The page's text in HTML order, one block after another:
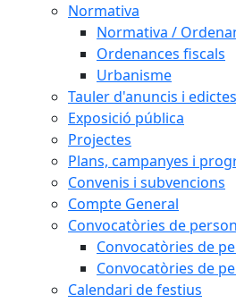
Normativa
Normativa /
Ordenances fiscals
Urbanisme
Tauler d'anuncis i edictes
Exposició pública
Projectes
Plans, campanyes i
Convenis i subvencions
Compte General
Convocatòries de
Convocatòries de
Convocatòries de
Calendari de festius